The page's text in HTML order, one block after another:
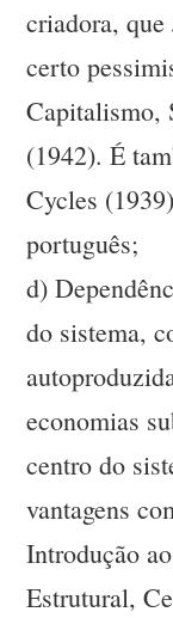
criadora,
certo
Capitalismo,
(1942). É
Cycles
português;
d)
do sistema,
economias
centro do
vantagens
Introdução
Estrutural,